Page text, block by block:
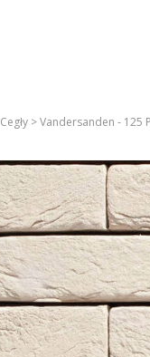
Cegły >Vandersanden - 125